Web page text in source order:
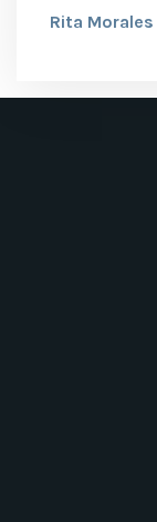
Rita Morales